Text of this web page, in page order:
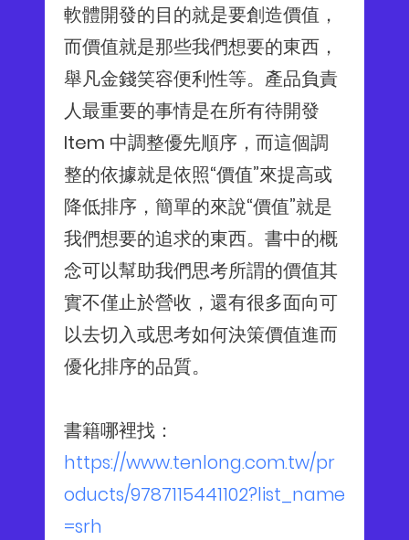
軟體開發的目的就是要創造價值，
而價值就是那些我們想要的東西，
舉凡金錢笑容便利性等。產品負責
人最重要的事情是在所有待開發
Item 中調整優先順序，而這個調
整的依據就是依照“價值”來提高或
降低排序，簡單的來說“價值”就是
我們想要的追求的東西。書中的概
念可以幫助我們思考所謂的價值其
實不僅止於營收，還有很多面向可
以去切入或思考如何決策價值進而
優化排序的品質。
書籍哪裡找：
https://www.tenlong.com.tw/pr
oducts/9787115441102?list_name
=srh